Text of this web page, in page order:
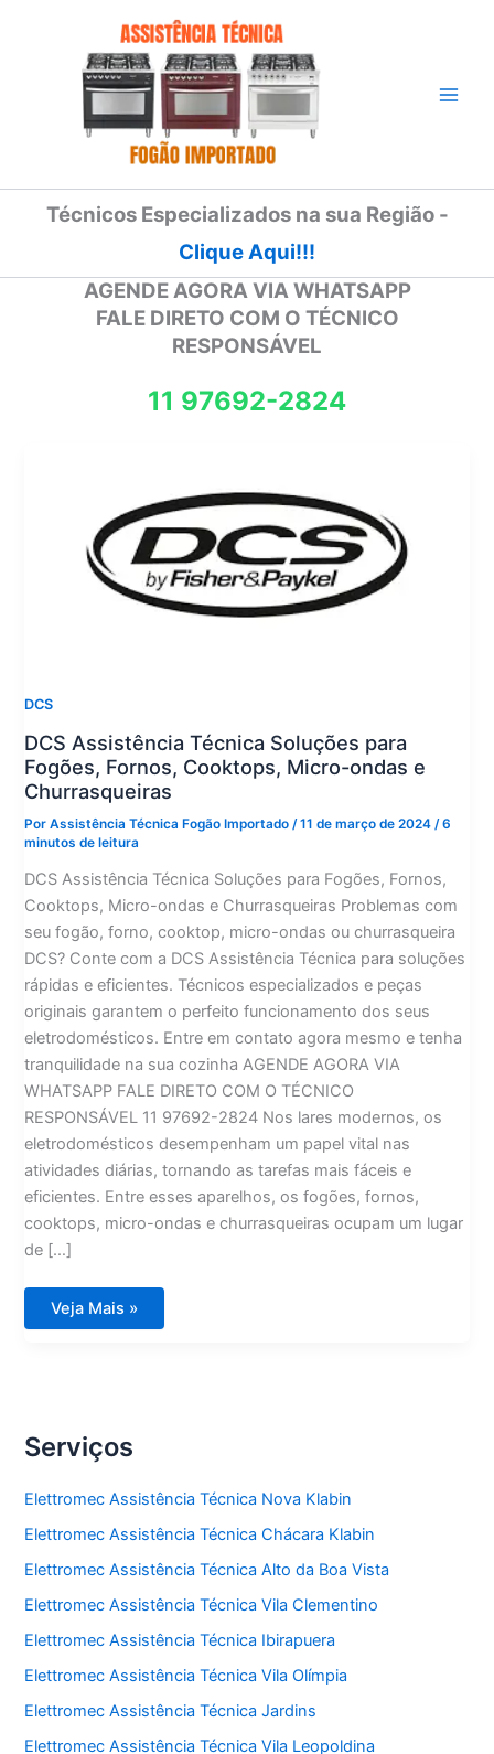
Técnicos Especializados na sua Região -
Clique Aqui!!!
AGENDE AGORA VIA WHATSAPP
FALE DIRETO COM O TÉCNICO
RESPONSÁVEL
11 97692-2824
DCS
DCS Assistência Técnica Soluções para
Fogões, Fornos, Cooktops, Micro-ondas e
Churrasqueiras
PorAssistência Técnica Fogão Importado/11 de março de 2024/6
minutos de leitura
DCS Assistência Técnica Soluções para Fogões, Fornos,
Cooktops, Micro-ondas e Churrasqueiras Problemas com
seu fogão, forno, cooktop, micro-ondas ou churrasqueira
DCS? Conte com a DCS Assistência Técnica para soluções
rápidas e eficientes. Técnicos especializados e peças
originais garantem o perfeito funcionamento dos seus
eletrodomésticos. Entre em contato agora mesmo e tenha
tranquilidade na sua cozinha AGENDE AGORA VIA
WHATSAPP FALE DIRETO COM O TÉCNICO
RESPONSÁVEL 11 97692-2824 Nos lares modernos, os
eletrodomésticos desempenham um papel vital nas
atividades diárias, tornando as tarefas mais fáceis e
eficientes. Entre esses aparelhos, os fogões, fornos,
cooktops, micro-ondas e churrasqueiras ocupam um lugar
de […]
DCS
Assistência
ondas
e
Veja Mais »
Serviços
Elettromec Assistência Técnica Nova Klabin
Elettromec Assistência Técnica Chácara Klabin
Elettromec Assistência Técnica Alto da Boa Vista
Elettromec Assistência Técnica Vila Clementino
Elettromec Assistência Técnica Ibirapuera
Elettromec Assistência Técnica Vila Olímpia
Elettromec Assistência Técnica Jardins
Elettromec Assistência Técnica Vila Leopoldina